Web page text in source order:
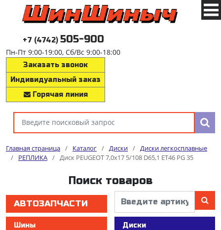
+7 (4742) 505-900
Пн-Пт 9:00-19:00, Сб/Вс 9:00-18:00
Заказать звонок
Индивидуальный заказ
Горячая линия
Главная страница / Каталог / Диски / Диски легкосплавные
/
РЕПЛИКА / Диск PEUGEOT 7,0x17 5/108 D65,1 ET46 PG 35
Поиск товаров
АВТОЗАПЧАСТИ
Шины Диски